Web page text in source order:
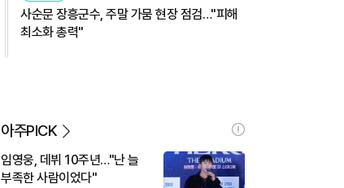
사순문 장흥군수, 주말 가뭄 현장 점검…"피해
최소화 총력"
아주PICK
임영웅, 데뷔 10주년…"난 늘
부족한 사람이었다"